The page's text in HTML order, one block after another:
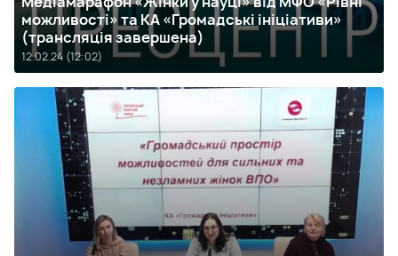
можливості» та КА «Громадські ініціативи»
(трансляція завершена)
12.02.24 (12:02)